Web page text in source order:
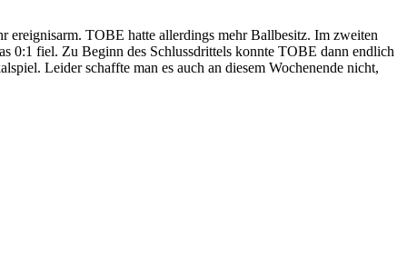
ereignisarm. TOBE hatte allerdings mehr Ballbesitz. Im zweiten
0:1 fiel. Zu Beginn des Schlussdrittels konnte TOBE dann endlich
Leider schaffte man es auch an diesem Wochenende nicht,